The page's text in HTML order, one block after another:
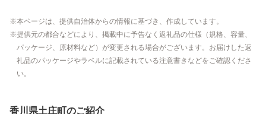
本ページは、提供自治体からの情報に基づき、作成しています。
提供元の都合などにより、掲載中に予告なく返礼品の仕様（規格、容量、
パッケージ、原材料など）が変更される場合がございます。お届けした返
礼品のパッケージやラベルに記載されている注意書きなどをご確認くださ
い。
香川県土庄町のご紹介